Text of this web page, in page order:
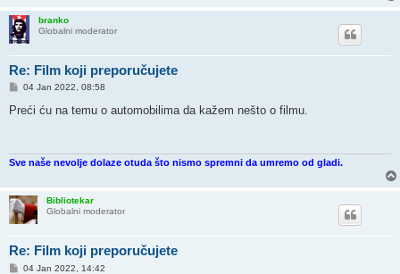
branko
Globalni moderator
Re: Film koji preporučujete
P
s
04 Jan 2022, 08:58
Preći ću na temu o automobilima da kažem nešto o filmu.
Sve naše nevolje dolaze otuda što nismo spremni da umremo od gladi.
Bibliotekar
Globalni moderator
Re: Film koji preporučujete
P04 Jan 2022, 14:42